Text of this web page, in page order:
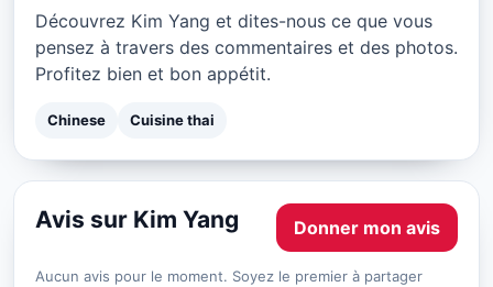
Découvrez Kim Yang et dites-nous ce que vous
pensez à travers des commentaires et des photos.
Profitez bien et bon appétit.
Chinese Cuisine thai
Avis sur Kim Yang Donner mon avis
Aucun avis pour le moment. Soyez le premier à partager